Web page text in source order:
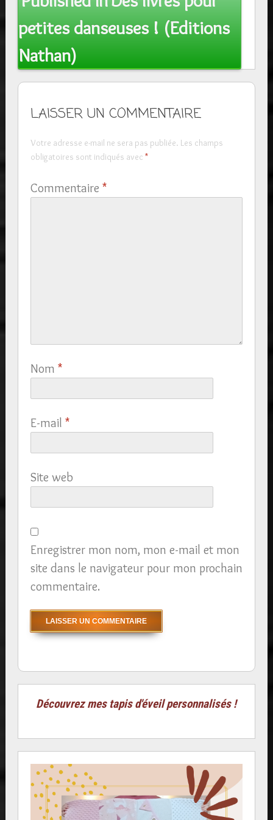
navigation
petites danseuses ! (Editions
Nathan)
LAISSER UN COMMENTAIRE
Votre adresse e-mail ne sera pas publiée. Les champs
obligatoires sont indiqués avec *
Commentaire *
Nom *
E-mail *
Site web
Enregistrer mon nom, mon e-mail et mon
site dans le navigateur pour mon prochain
commentaire.
Découvrez mes tapis d'éveil personnalisés !